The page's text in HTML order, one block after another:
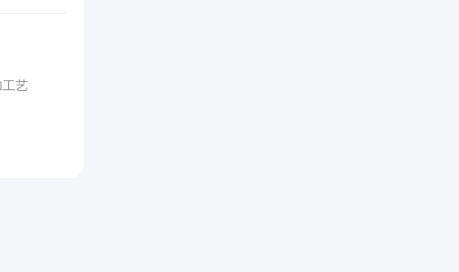
工艺